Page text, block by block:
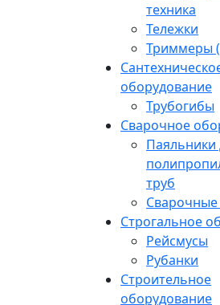
техника
Тележки
Триммеры
оборудование
Трубогибы
Сварочное
Паяльники
труб
Строгальное
Рейсмусы
Рубанки
Строительное
оборудование